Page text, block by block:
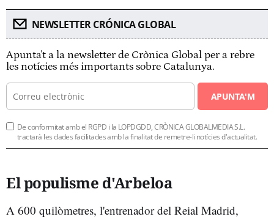
NEWSLETTER CRÓNICA GLOBAL
Apunta't a la newsletter de Crònica Global per a rebre
les notícies més importants sobre Catalunya.
APUNTA'M
De conformitat amb el RGPD i la LOPDGDD, CRÒNICA GLOBALMEDIA S.L.
tractarà les dades facilitades amb la finalitat de remetre-li notícies d'actualitat.
El populisme d'Arbeloa
A 600 quilòmetres, l'entrenador del Reial Madrid,